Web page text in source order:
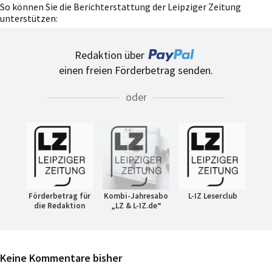
So können Sie die Berichterstattung der Leipziger Zeitung
unterstützen:
Redaktion über
einen freien Förderbetrag senden.
oder
Förderbetrag für
die Redaktion
Kombi-Jahresabo
„LZ & L-IZ.de“
L-IZ Leserclub
Keine Kommentare bisher